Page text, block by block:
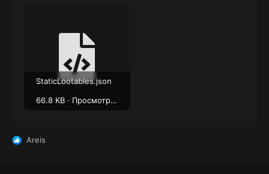
StaticLootables.json
66.8 KB · Просмотры: 15
Р
Areis